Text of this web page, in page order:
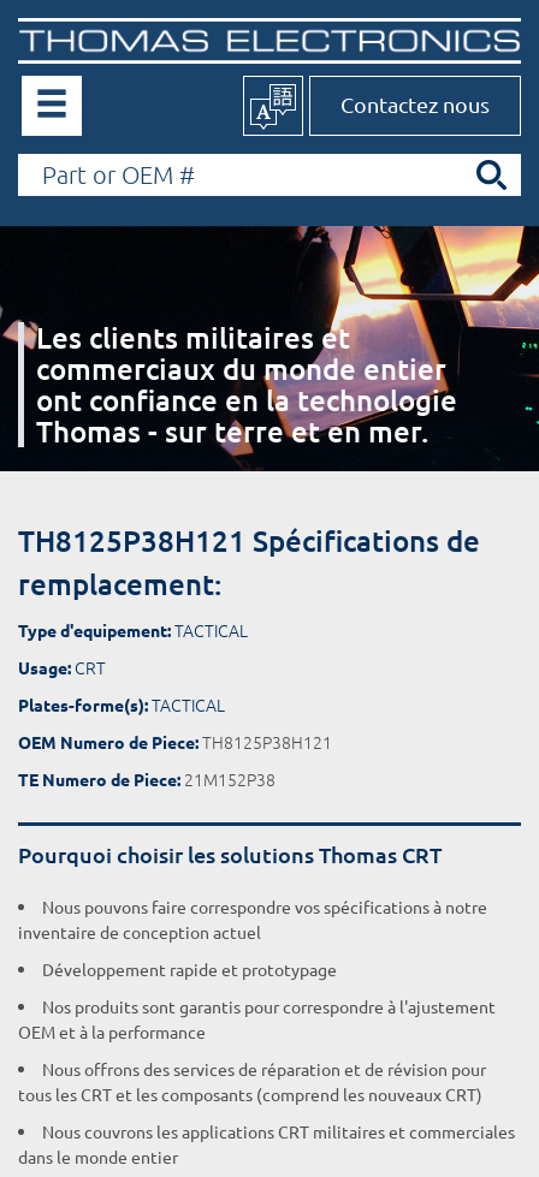
Contactez nous
Les clients militaires et
commerciaux du monde entier
ont confiance en la technologie
Thomas - sur terre et en mer.
TH8125P38H121 Spécifications de
remplacement:
Type d'equipement:TACTICAL
Usage: CRT
Plates-forme(s):TACTICAL
OEM Numero de Piece:TH8125P38H121
TE Numero de Piece: 21M152P38
Pourquoi choisir les solutions Thomas CRT
Nous pouvons faire correspondre vos spécifications à notre
inventaire de conception actuel
Développement rapide et prototypage
Nos produits sont garantis pour correspondre à l'ajustement
OEM et à la performance
Nous offrons des services de réparation et de révision pour
tous les CRT et les composants (comprend les nouveaux CRT)
Nous couvrons les applications CRT militaires et commerciales
dans le monde entier